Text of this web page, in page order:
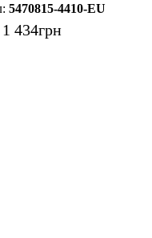
5470815-4410-EU
1 434грн